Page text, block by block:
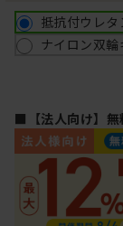
抵抗付ウレ
ナイロン双輪
■【法人向け】無